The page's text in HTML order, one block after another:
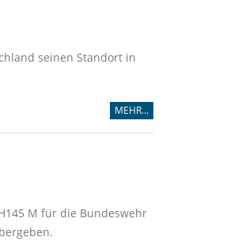
seinen Standort in
MEHR...
M für die Bundeswehr